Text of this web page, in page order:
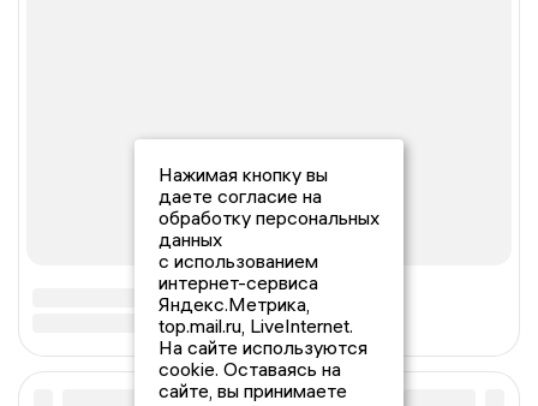
Нажимая кнопку вы
даете согласие на
обработку персональных
данных
с использованием
интернет-сервиса
Яндекс.Метрика,
top.mail.ru, LiveInternet.
На сайте используются
cookie. Оставаясь на
сайте, вы принимаете